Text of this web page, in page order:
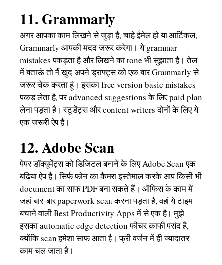
11. Grammarly
अगर आपका काम लिखने से जुड़ा है, चाहे ईमेल हो या आर्टिकल,
Grammarly आपकी मदद जरूर करेगा। ये grammar
mistakes पकड़ता है और लिखने का tone भी सुझाता है। तेल
में बताऊं तो मैं खुद अपने ड्राफ्ट्स को एक बार Grammarly से
जरूर चेक करता हूं। इसका free version basic mistakes
पकड़ लेता है, पर advanced suggestions के लिए paid plan
लेना पड़ता है। स्टूडेंट्स और content writers दोनों के लिए ये
एक जरूरी ऐप है।
12. Adobe Scan
पेपर डॉक्यूमेंट्स को डिजिटल बनाने के लिए Adobe Scan एक
बढ़िया ऐप है। सिर्फ फोन का कैमरा इस्तेमाल करके आप किसी भी
document का साफ PDF बना सकते हैं। ऑफिस के काम में
जहां बार-बार paperwork scan करना पड़ता है, वहां ये टाइम
बचाने वाली Best Productivity Apps में से एक है। मुझे
इसका automatic edge detection फीचर काफी पसंद है,
क्योंकि scan हमेशा साफ आता है। फ्री वर्जन में ही ज्यादातर
काम चल जाता है।